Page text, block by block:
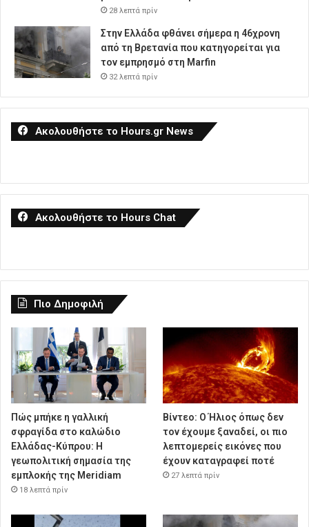
28 λεπτά πρίν
Στην Ελλάδα φθάνει σήμερα η 46χρονη
από τη Βρετανία που κατηγορείται για
τον εμπρησμό στη Marfin
32 λεπτά πρίν
Ακολουθήστε το Hours.gr News
Ακολουθήστε το Hours Chat
Πιο Δημοφιλή
Πώς μπήκε η γαλλική
σφραγίδα στο καλώδιο
Ελλάδας-Κύπρου: Η
γεωπολιτική σημασία της
εμπλοκής της Meridiam
18 λεπτά πρίν
Βίντεο: Ο Ήλιος όπως δεν
τον έχουμε ξαναδεί, οι πιο
λεπτομερείς εικόνες που
έχουν καταγραφεί ποτέ
27 λεπτά πρίν